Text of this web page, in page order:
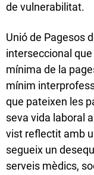
de vulnerabilitat.
Unió de Pagesos
interseccional
mínima de la
mínim
que pateixen les
seva vida laboral
vist reflectit amb
segueix un
serveis mèdics,